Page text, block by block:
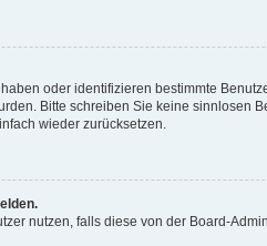
oder identifizieren bestimmte
Bitte schreiben Sie keine sinnlosen
wieder zurücksetzen.
nutzen, falls diese von der Board-